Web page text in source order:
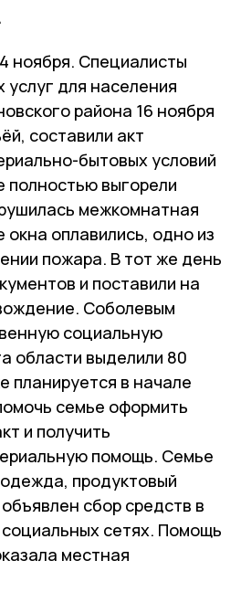
ноября. Специалисты
для населения
района 16 ноября
составили акт
бытовых условий
полностью выгорели
межкомнатная
окна оплавились, одно из
пожара. В тот же день
и поставили на
Соболевым
социальную
области выделили 80
планируется в начале
семье оформить
и получить
помощь. Семье
продуктовый
сбор средств в
сетях. Помощь
местная